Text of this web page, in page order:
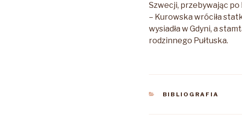
Szwecji, przebywając
– Kurowska wróciła
wysiadła w Gdyni, a
rodzinnego Pułtuska.
KATEGORIE
BIBLIOGRAFIA